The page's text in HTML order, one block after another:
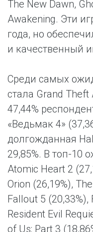
The New Dawn,
Awakening. Эти
года, но
и качественный
Среди самых
стала Grand
47,44%
«Ведьмак 4»
долгожданная
29,85%. В топ-10
Atomic Heart 2
Orion (26,19%),
Fallout 5 (20,33%),
Resident Evil
of Us: Part 3